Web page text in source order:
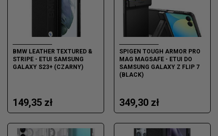
BMW LEATHER TEXTURED &
STRIPE - ETUI SAMSUNG
GALAXY S23+ (CZARNY)
149,35 zł
SPIGEN TOUGH ARMOR PRO
MAG MAGSAFE - ETUI DO
SAMSUNG GALAXY Z FLIP 7
(BLACK)
349,30 zł